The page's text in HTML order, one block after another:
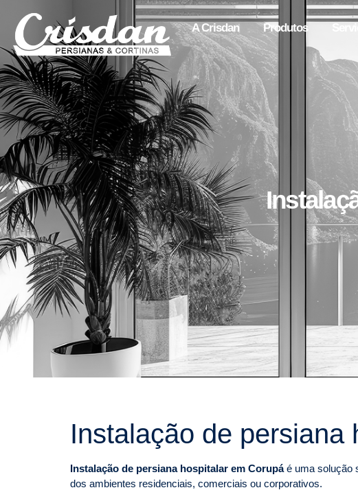
A Crisdan Produtos
Instalação de persiana
Instalação de persiana hospitalar em Corupáé uma solução
dos ambientes residenciais, comerciais ou corporativos.